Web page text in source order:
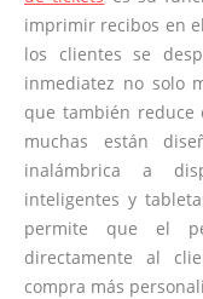
imprimir recibos en
los clientes se
inmediatez no solo
que también reduce
muchas están
inalámbrica a
inteligentes y
permite que el
directamente al
compra más